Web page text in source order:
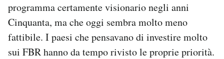
programma certamente visionario negli anni
Cinquanta, ma che oggi sembra molto meno
fattibile. I paesi che pensavano di investire molto
sui FBR hanno da tempo rivisto le proprie priorità.